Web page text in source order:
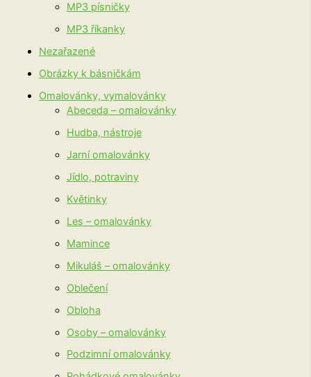
MP3 písničky
MP3 říkanky
Nezařazené
Obrázky k básničkám
Omalovánky, vymalovánky
Abeceda – omalovánky
Hudba, nástroje
Jarní omalovánky
Jídlo, potraviny
Květinky
Les – omalovánky
Mamince
Mikuláš – omalovánky
Oblečení
Obloha
Osoby – omalovánky
Podzimní omalovánky